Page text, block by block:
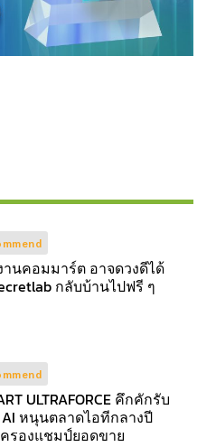
านคอมมาร์ต อาจดวงดีได้
กลับบ้านไปฟรี ๆ
ULTRAFORCE คึกคักรับ
หนุนตลาดไอทีกลางปี
รองแชมป์ยอดขาย